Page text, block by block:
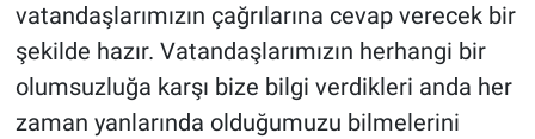
vatandaşlarımızın çağrılarına cevap verecek bir
şekilde hazır. Vatandaşlarımızın herhangi bir
olumsuzluğa karşı bize bilgi verdikleri anda her
zaman yanlarında olduğumuzu bilmelerini